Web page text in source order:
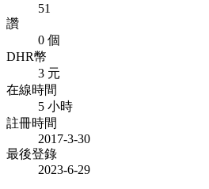
51
讚
0 個
DHR幣
3 元
在線時間
5 小時
註冊時間
2017-3-30
最後登錄
2023-6-29